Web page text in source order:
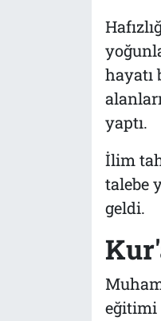
yaptı.
İlim
talebe
geldi.
eğitimi